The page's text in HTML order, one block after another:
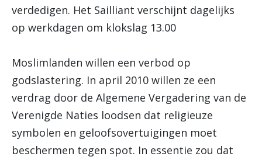
verdedigen. Het Sailliant verschijnt dagelijks
op werkdagen om klokslag 13.00
Moslimlanden willen een verbod op
godslastering. In april 2010 willen ze een
verdrag door de Algemene Vergadering van de
Verenigde Naties loodsen dat religieuze
symbolen en geloofsovertuigingen moet
beschermen tegen spot. In essentie zou dat